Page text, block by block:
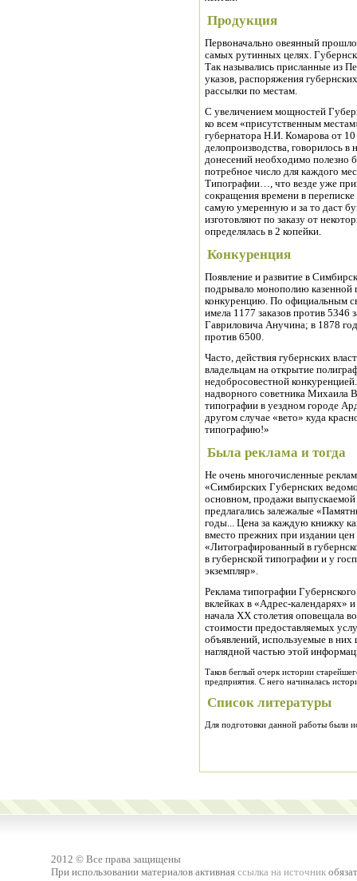
Продукция
Первоначально овеянный
самых рутинных целях.
Так назывались присланные из
указов, распоряжения
рассылки по местам.
С увеличением мощностей
ко всем «присутственным
губернатора Н.И. Комарова от
делопроизводства, говорилось
донесений необходимо полезно
потребное число для каждого
Типографии…, что везде уже
сокращения времени в
самую умеренную и за то даст
изготовляют по заказу от
определялась в 2 копейки.
Конкуренция
Появление и развитие в
подрывало монополию казенной
конкуренцию. По официальным
имела 1177 заказов против 5346
Гавриловича Анучина; в 1878
против 6500.
Часто, действия губернских
владельцам на открытие
недобросовестной
надворного советника Михаила
типографии в уездном городе
другом случае «вето» куда
типографию!»
Была реклама и тогда
Не очень многочисленные
«Симбирских Губернских
основном, продажи
предлагались залежалые
годы... Цена за каждую книжку
вместо прежних при издании
«Литографированный в
в губернской типографии и у
экземпляр».
Реклама типографии
вклейках в «Адрес-календарях»
начала XX столетия оповещала
стоимости предоставляемых
объявлений, используемые в
наглядной частью этой
Таков беглый очерк истории
предприятия. С него начиналась
Список литературы
Для подготовки данной работы были
2012 © Все права защищены
При использовании материалов активная ссылка на источник